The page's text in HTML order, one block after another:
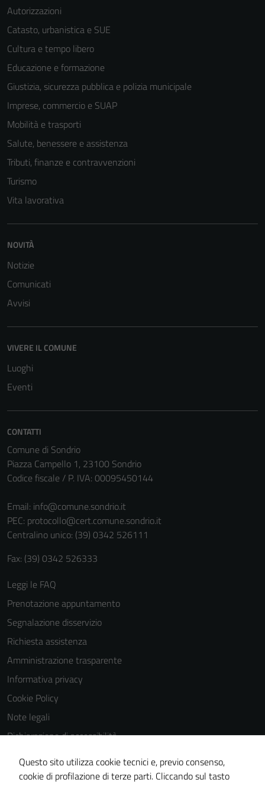
Autorizzazioni
Catasto, urbanistica e SUE
Cultura e tempo libero
Educazione e formazione
Giustizia, sicurezza pubblica e polizia municipale
Imprese, commercio e SUAP
Mobilità e trasporti
Salute, benessere e assistenza
Tributi, finanze e contravvenzioni
Turismo
Vita lavorativa
NOVITÀ
Notizie
Comunicati
Avvisi
VIVERE IL COMUNE
Luoghi
Eventi
CONTATTI
Comune di Sondrio
Piazza Campello 1, 23100 Sondrio
Codice fiscale / P. IVA: 00095450144
Email: info@comune.sondrio.it
PEC: protocollo@cert.comune.sondrio.it
Centralino unico: (39) 0342 526111
Fax: (39) 0342 526333
Leggi le FAQ
Prenotazione appuntamento
Segnalazione disservizio
Richiesta assistenza
Amministrazione trasparente
Informativa privacy
Cookie Policy
Note legali
Dichiarazione di accessibilità
Dichiarazione di accessibilità Servizi
Whistleblowing
Questo sito utilizza cookie tecnici e, previo consenso,
cookie di profilazione di terze parti. Cliccando sul tasto
funzionamento
Questi cookie
personali.